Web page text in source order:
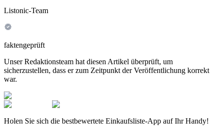
Listonic-Team
faktengeprüft
Unser Redaktionsteam hat diesen Artikel überprüft, um
sicherzustellen, dass er zum Zeitpunkt der Veröffentlichung korrekt
war.
Holen Sie sich die bestbewertete Einkaufsliste-App auf Ihr Handy!